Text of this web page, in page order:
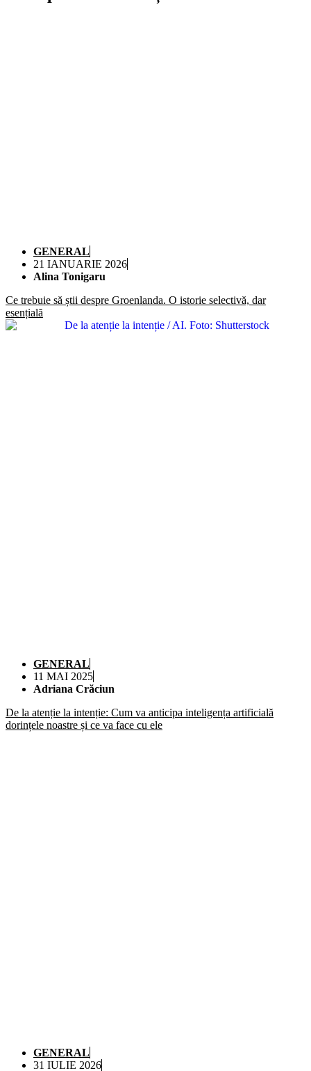
GENERAL
21 IANUARIE 2026
Alina Tonigaru
Ce trebuie să știi despre Groenlanda. O istorie selectivă, dar
esențială
GENERAL
11 MAI 2025
Adriana Crăciun
De la atenție la intenție: Cum va anticipa inteligența artificială
dorințele noastre și ce va face cu ele
GENERAL
31 IULIE 2026